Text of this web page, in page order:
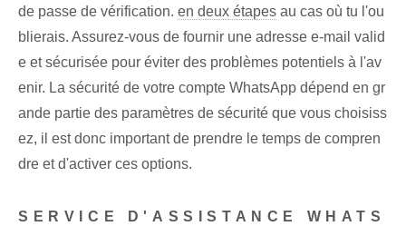
de passe de vérification. en deux étapes ‌au cas où‍ tu l'ou
blierais. Assurez-vous de fournir une adresse e-mail valid
e et sécurisée pour éviter des problèmes potentiels à l'av
enir. La sécurité de votre compte WhatsApp dépend en gr
ande partie des paramètres de sécurité que vous choisiss
ez, il est donc important de prendre le temps de compren
dre et d'activer ces options.
SERVICE D'ASSISTANCE WHATS